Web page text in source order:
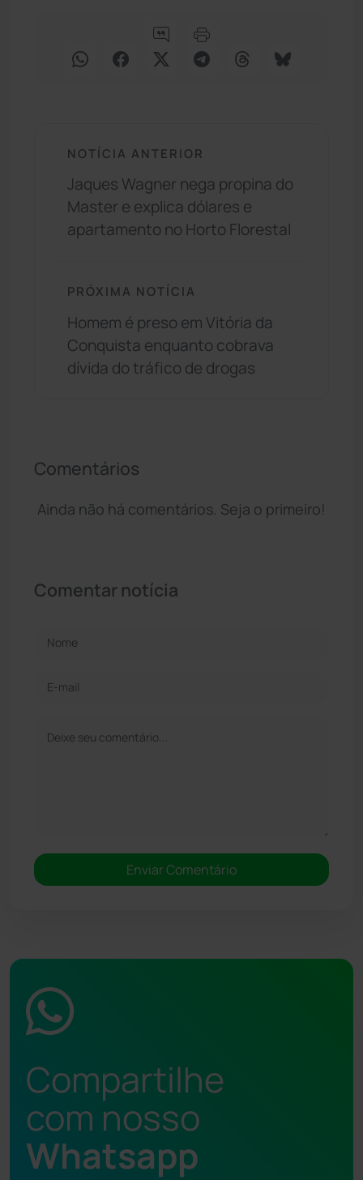
NOTÍCIA ANTERIOR
Jaques Wagner nega propina do
Master e explica dólares e
apartamento no Horto Florestal
PRÓXIMA NOTÍCIA
Homem é preso em Vitória da
Conquista enquanto cobrava
dívida do tráfico de drogas
Comentários
Ainda não há comentários. Seja o primeiro!
Comentar notícia
Compartilhe
com nosso
Whatsapp